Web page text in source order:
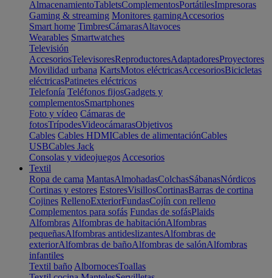
AlmacenamientoTabletsComplementosPortátilesImpresoras
Gaming & streaming Monitores gamingAccesorios
Smart home TimbresCámarasAltavoces
Wearables Smartwatches
Televisión
AccesoriosTelevisoresReproductoresAdaptadoresProyectores
Movilidad urbana KartsMotos eléctricasAccesoriosBicicletas
eléctricasPatinetes eléctricos
Telefonía Teléfonos fijosGadgets y
complementosSmartphones
Foto y vídeo Cámaras de
fotosTrípodesVideocámarasObjetivos
Cables Cables HDMICables de alimentaciónCables
USBCables Jack
Consolas y videojuegos Accesorios
Textil
Ropa de cama MantasAlmohadasColchasSábanasNórdicos
Cortinas y estores EstoresVisillosCortinasBarras de cortina
Cojines RellenoExteriorFundasCojín con relleno
Complementos para sofás Fundas de sofásPlaids
Alfombras Alfombras de habitaciónAlfombras
pequeñasAlfombras antideslizantesAlfombras de
exteriorAlfombras de bañoAlfombras de salónAlfombras
infantiles
Textil baño AlbornocesToallas